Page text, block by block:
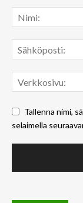
Tallenna nimi,
selaimella